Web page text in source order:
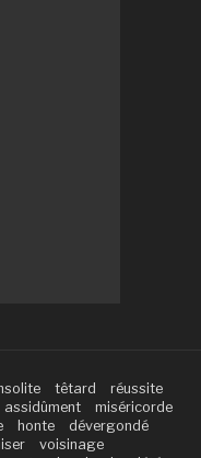
têtard
réussite
assidûment
miséricorde
honte
dévergondé
voisinage